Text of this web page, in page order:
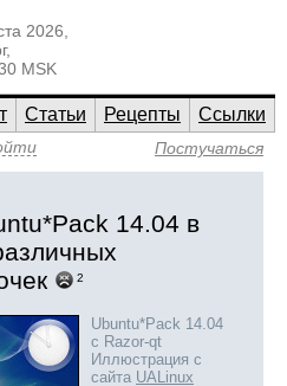
2026,
MSK
Статьи Рецепты
Ссылки
Постучаться
14.04 в
2
Ubuntu*Pack 14.04
с Razor-qt
Иллюстрация с
сайта UALinux